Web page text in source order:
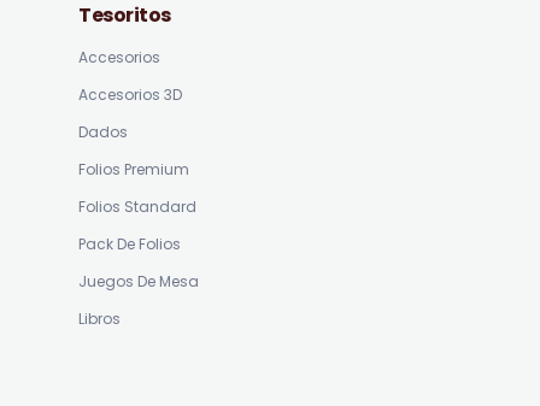
Tesoritos
Accesorios
Accesorios 3D
Dados
Folios Premium
Folios Standard
Pack De Folios
Juegos De Mesa
Libros